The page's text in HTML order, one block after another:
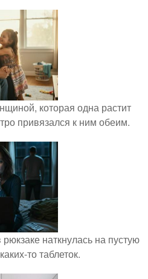
которая одна растит
привязался к ним обеим.
наткнулась на пустую
то таблеток.